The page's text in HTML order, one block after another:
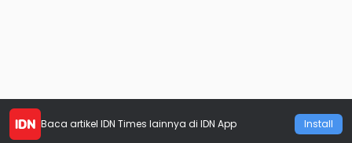
Baca artikel IDN Times lainnya di IDN App Install